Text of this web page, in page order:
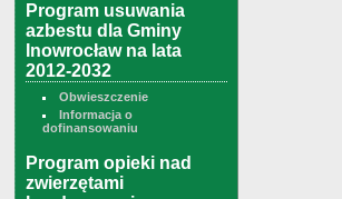
Program usuwania
azbestu dla Gminy
Inowrocław na lata
2012-2032
Obwieszczenie
Informacja o
dofinansowaniu
Program opieki nad
zwierzętami